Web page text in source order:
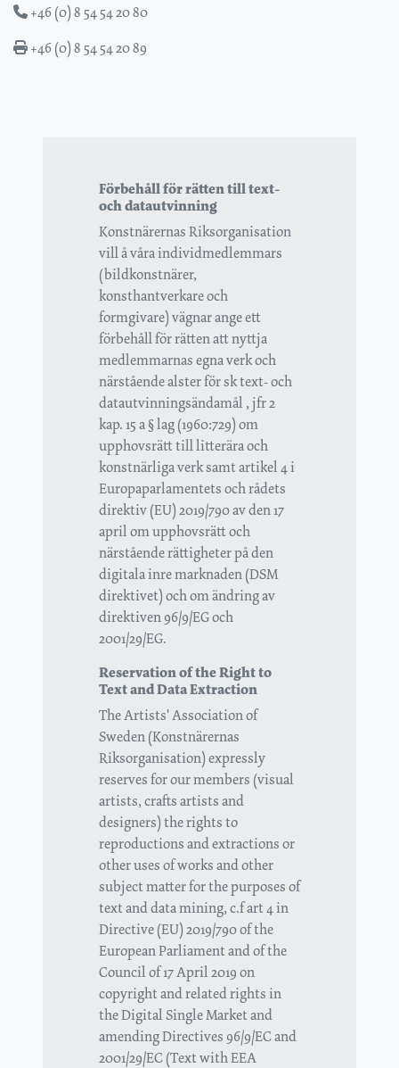
+46 (0) 8 54 54 20 80
+46 (0) 8 54 54 20 89
Förbehåll för rätten till text-
och datautvinning
Konstnärernas Riksorganisation
vill å våra individmedlemmars
(bildkonstnärer,
konsthantverkare och
formgivare) vägnar ange ett
förbehåll för rätten att nyttja
medlemmarnas egna verk och
närstående alster för sk text- och
datautvinningsändamål , jfr 2
kap. 15 a § lag (1960:729) om
upphovsrätt till litterära och
konstnärliga verk samt artikel 4 i
Europaparlamentets och rådets
direktiv (EU) 2019/790 av den 17
april om upphovsrätt och
närstående rättigheter på den
digitala inre marknaden (DSM
direktivet) och om ändring av
direktiven 96/9/EG och
2001/29/EG.
Reservation of the Right to
Text and Data Extraction
The Artists' Association of
Sweden (Konstnärernas
Riksorganisation) expressly
reserves for our members (visual
artists, crafts artists and
designers) the rights to
reproductions and extractions or
other uses of works and other
subject matter for the purposes of
text and data mining, c.f art 4 in
Directive (EU) 2019/790 of the
European Parliament and of the
Council of 17 April 2019 on
copyright and related rights in
the Digital Single Market and
amending Directives 96/9/EC and
2001/29/EC (Text with EEA